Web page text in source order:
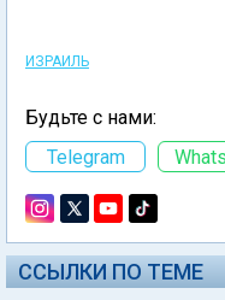
ИЗРАИЛЬ
Будьте с нами:
Telegram
ССЫЛКИ ПО ТЕМЕ